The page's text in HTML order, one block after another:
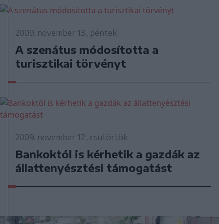
2009. november 13., péntek
A szenátus módosította a
turisztikai törvényt
2009. november 12., csütörtök
Bankoktól is kérhetik a gazdák az
állattenyésztési támogatást